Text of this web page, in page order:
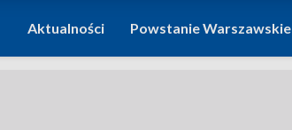
Aktualności Powstanie Warszawskie